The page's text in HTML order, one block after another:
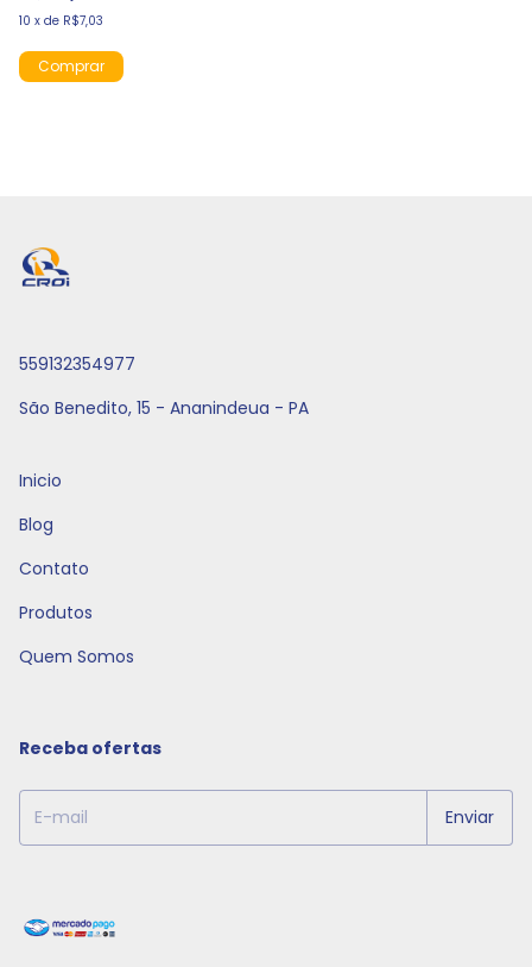
10 x de R$7,03
559132354977
São Benedito, 15 - Ananindeua - PA
Inicio
Blog
Contato
Produtos
Quem Somos
Receba ofertas